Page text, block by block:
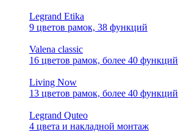
Legrand Etika
9 цветов рамок, 38 функций
Valena classic
16 цветов рамок, более 40 функций
Living Now
13 цветов рамок, более 40 функций
Legrand Quteo
4 цвета и накладной монтаж